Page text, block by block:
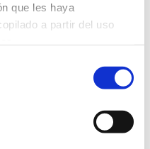
que les haya
a partir del uso